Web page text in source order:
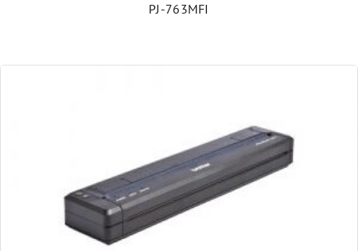
PJ-763MFI